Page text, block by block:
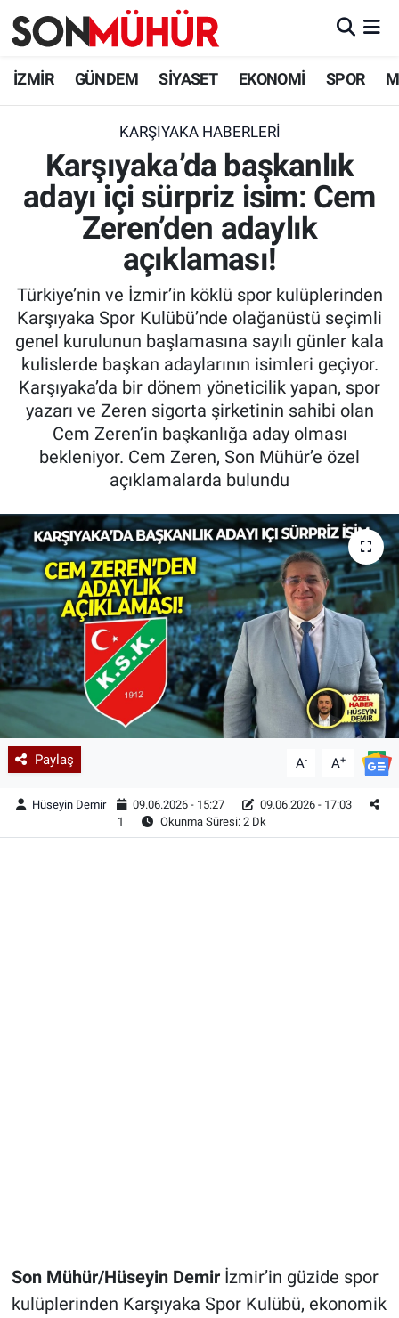
İZMİR GÜNDEM SİYASET EKONOMİ SPOR
KARŞIYAKA HABERLERI
Karşıyaka’da başkanlık
adayı içi sürpriz isim: Cem
Zeren’den adaylık
açıklaması!
Türkiye’nin ve İzmir’in köklü spor kulüplerinden
Karşıyaka Spor Kulübü’nde olağanüstü seçimli
genel kurulunun başlamasına sayılı günler kala
kulislerde başkan adaylarının isimleri geçiyor.
Karşıyaka’da bir dönem yöneticilik yapan, spor
yazarı ve Zeren sigorta şirketinin sahibi olan
Cem Zeren’in başkanlığa aday olması
bekleniyor. Cem Zeren, Son Mühür’e özel
açıklamalarda bulundu
Paylaş A- A+
Hüseyin Demir 09.06.2026 - 15:27
09.06.2026 - 17:03
1
Okunma Süresi: 2 Dk
Son Mühür/Hüseyin Demir İzmir’in güzide spor
kulüplerinden Karşıyaka Spor Kulübü, ekonomik
İzmir Nöbetçi Eczaneler
İzmir Namaz Vakitleri
İzmir Trafik Yoğunluk Haritası
Süper Lig Puan Durumu ve Fikstür
Tüm Manşetler
Son Dakika Haberleri
Haber Arşivi